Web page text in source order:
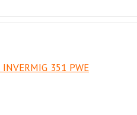
351 PWE